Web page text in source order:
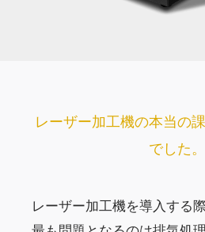
レーザー加工機の本当の
でした。
レーザー加工機を導入する